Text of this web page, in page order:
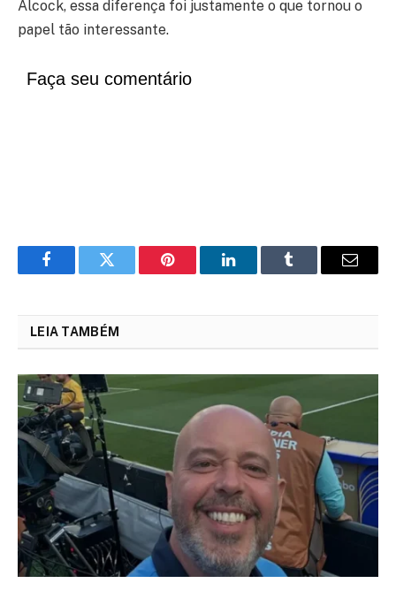
Alcock, essa diferença foi justamente o que tornou o
papel tão interessante.
Faça seu comentário
FacebookTwitter Pinterest LinkedInTumblr Email
LEIA TAMBÉM